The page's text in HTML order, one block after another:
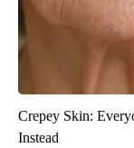
Crepey Skin:
Instead